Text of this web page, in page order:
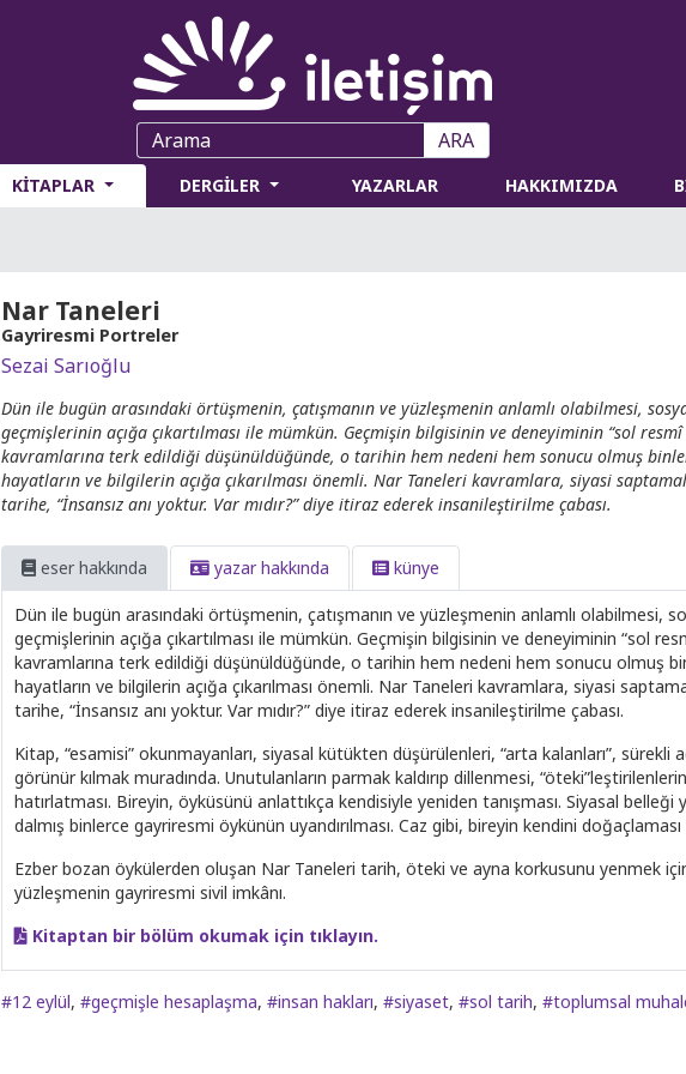
ARA
KİTAPLAR DERGİLER YAZARLAR HAKKIMIZDA
Nar Taneleri
Gayriresmi Portreler
Sezai Sarıoğlu
Dün ile bugün arasındaki örtüşmenin, çatışmanın ve yüzleşmenin anlamlı olabilmesi,
geçmişlerinin açığa çıkartılması ile mümkün. Geçmişin bilgisinin ve deneyiminin “sol
kavramlarına terk edildiği düşünüldüğünde, o tarihin hem nedeni hem sonucu olmuş
hayatların ve bilgilerin açığa çıkarılması önemli. Nar Taneleri kavramlara, siyasi
tarihe, “İnsansız anı yoktur. Var mıdır?” diye itiraz ederek insanileştirilme çabası.
eser hakkında yazar hakkında künye
Dün ile bugün arasındaki örtüşmenin, çatışmanın ve yüzleşmenin anlamlı olabilmesi,
geçmişlerinin açığa çıkartılması ile mümkün. Geçmişin bilgisinin ve deneyiminin “sol
kavramlarına terk edildiği düşünüldüğünde, o tarihin hem nedeni hem sonucu olmuş
hayatların ve bilgilerin açığa çıkarılması önemli. Nar Taneleri kavramlara, siyasi
tarihe, “İnsansız anı yoktur. Var mıdır?” diye itiraz ederek insanileştirilme çabası.
Kitap, “esamisi” okunmayanları, siyasal kütükten düşürülenleri, “arta kalanları”, sürekli
görünür kılmak muradında. Unutulanların parmak kaldırıp dillenmesi,
hatırlatması. Bireyin, öyküsünü anlattıkça kendisiyle yeniden tanışması. Siyasal
dalmış binlerce gayriresmi öykünün uyandırılması. Caz gibi, bireyin kendini doğaçlaması
Ezber bozan öykülerden oluşan Nar Taneleri tarih, öteki ve ayna korkusunu yenmek
yüzleşmenin gayriresmi sivil imkânı.
Kitaptan bir bölüm okumak için tıklayın.
#12 eylül, #geçmişle hesaplaşma, #insan hakları, #siyaset, #sol tarih, #toplumsal